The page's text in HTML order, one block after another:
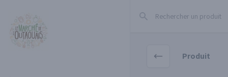
Produit